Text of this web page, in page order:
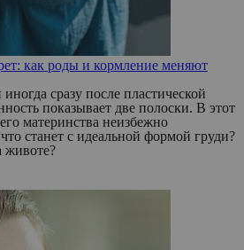
как роды и кормление меняют
сразу после пластической
показывает две полоски. В этот
материнства неизбежно
станет с идеальной формой груди?
животе?